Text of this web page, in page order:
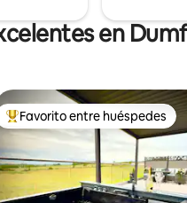
en
Favorito entre huéspedes
Favorito entre huéspedes